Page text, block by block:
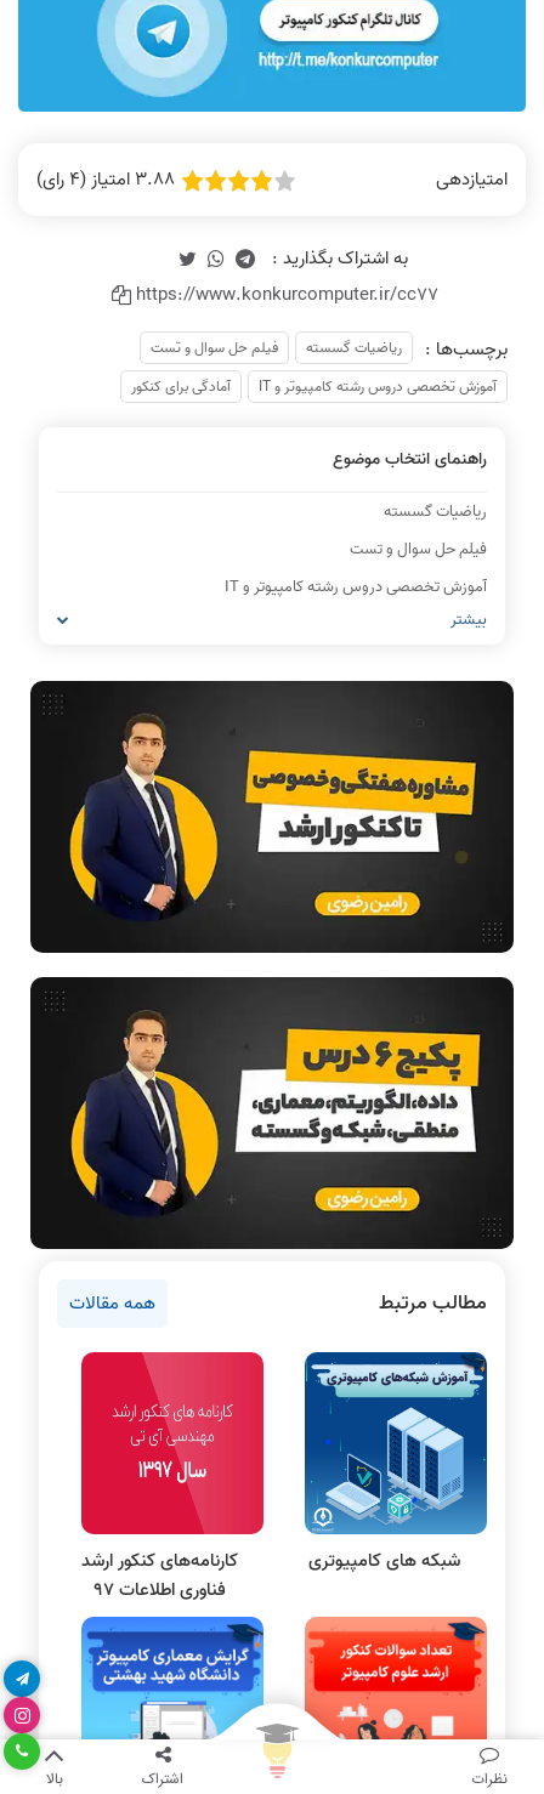
نظرات اشتراک بالا
امتیازدهی 3.88 امتیاز (4 رای)
https://www.konkurcomputer.ir/cc77
برچسب‌ها :
ریاضیات گسسته
فیلم حل سوال و تست
آموزش تخصصی دروس رشته کامپیوتر و IT
آمادگی برای کنکور
راهنمای انتخاب موضوع
ریاضیات گسسته
فیلم حل سوال و تست
آموزش تخصصی دروس رشته کامپیوتر و IT
آمادگی برای کنکور
معماری کامپیوتر
مدار منطقی
ساختمان داده
طراحی الگوریتم
هوش مصنوعی
مقالات عمومی رشته کامپیوتر
ادامه تحصیل در رشته کامپیوتر
دانشگاه ها
اخبار آزمون ها
سخت افزار
دروس مهندسی کامپیوتر
پایتون
سی شارپ
علم داده
مقاله نویسی
بلاکچین
پایگاه داده
سیستم عامل
نظریه زبانها
سیگنال و سیستمها
بیشتر
مطالب مرتبط همه مقالات
شبکه های کامپیوتری
کارنامه‌های کنکور ارشد
فناوری اطلاعات 97